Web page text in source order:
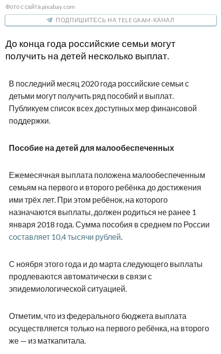
Фото с сайта pixabay.com
ПОДПИШИТЕСЬ НА TELEGRAM-КАНАЛ
До конца года российские семьи могут
получить на детей несколько выплат.
В последний месяц 2020 года российские семьи с
детьми могут получить ряд пособий и выплат.
Публикуем список всех доступных мер финансовой
поддержки.
Пособие на детей для малообеспеченных
Ежемесячная выплата положена малообеспеченным
семьям на первого и второго ребёнка до достижения
ими трёх лет. При этом ребёнок, на которого
назначаются выплаты, должен родиться не ранее 1
января 2018 года. Сумма пособия в среднем по России
составляет 10,4 тысячи рублей.
С ноября этого года и до марта следующего выплаты
продлеваются автоматически в связи с
эпидемиологической ситуацией.
Отметим, что из федерального бюджета выплата
осуществляется только на первого ребёнка, на второго
же — из маткапитала.